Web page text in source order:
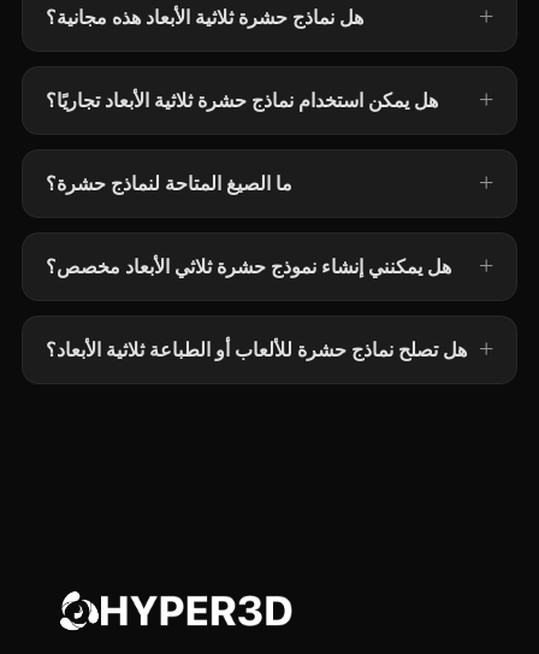
هل نماذج حشرة ثلاثية الأبعاد هذه مجانية؟
هل يمكن استخدام نماذج حشرة ثلاثية الأبعاد تجاريًا؟
ما الصيغ المتاحة لنماذج حشرة؟
هل يمكنني إنشاء نموذج حشرة ثلاثي الأبعاد مخصص؟
هل تصلح نماذج حشرة للألعاب أو الطباعة ثلاثية الأبعاد؟